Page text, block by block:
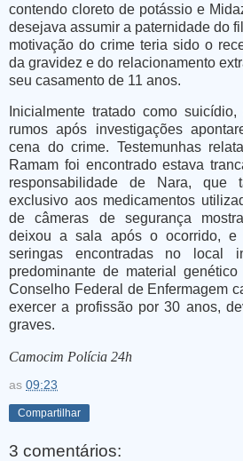
contendo cloreto de potássio e
desejava assumir a paternidade do
motivação do crime teria sido o
da gravidez e do relacionamento
seu casamento de 11 anos.
Inicialmente tratado como
rumos após investigações
cena do crime. Testemunhas
Ramam foi encontrado estava
responsabilidade de Nara, que
exclusivo aos medicamentos
de câmeras de segurança
deixou a sala após o ocorrido,
seringas encontradas no local
predominante de material
Conselho Federal de Enfermagem
exercer a profissão por 30 anos,
graves.
Camocim Polícia 24h
as 09:23
Compartilhar
3 comentários: